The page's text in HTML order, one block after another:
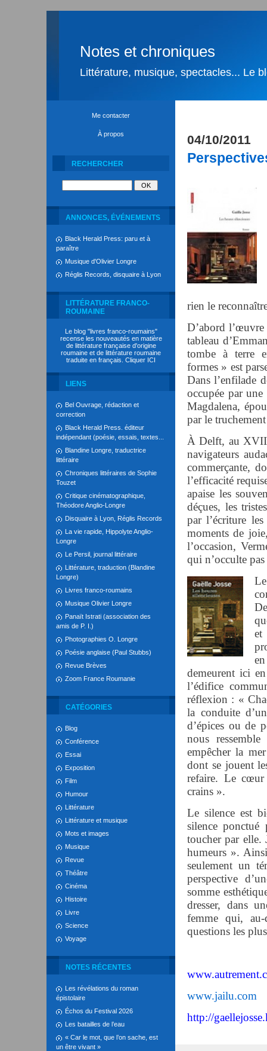
Notes et chroniques
Littérature, musique, spectacles... Le
Me contacter
À propos
RECHERCHER
ANNONCES, ÉVÉNEMENTS
Black Herald Press: paru et à
paraître
Musique d'Olivier Longre
Réglis Records, disquaire à Lyon
LITTÉRATURE FRANCO-
ROUMAINE
Le blog "livres franco-roumains"
recense les nouveautés en matière
de littérature française d'origine
roumaine et de littérature roumaine
traduite en français. Cliquer ICI
LIENS
Bel Ouvrage, rédaction et
correction
Black Herald Press. éditeur
indépendant (poésie, essais, textes...
Blandine Longre, traductrice
littéraire
Chroniques littéraires de Sophie
Touzet
Critique cinématographique,
Théodore Anglio-Longre
Disquaire à Lyon, Réglis Records
La vie rapide, Hippolyte Anglio-
Longre
Le Persil, journal littéraire
Littérature, traduction (Blandine
Longre)
Livres franco-roumains
Musique Olivier Longre
Panaït Istrati (association des
amis de P. I.)
Photographies O. Longre
Poésie anglaise (Paul Stubbs)
Revue Brèves
Zoom France Roumanie
CATÉGORIES
Blog
Conférence
Essai
Exposition
Film
Humour
Littérature
Littérature et musique
Mots et images
Musique
Revue
Théâtre
Cinéma
Histoire
Livre
Science
Voyage
NOTES RÉCENTES
Les révélations du roman
épistolaire
Échos du Festival 2026
Les batailles de l’eau
« Car le mot, que l’on sache, est
un être vivant »
04/10/2011
rien le
D’abord
tableau
tombe à terre
formes » est
Dans l’enfilade
occupée par
Magdalena,
par le
À Delft, au
navigateurs
commerçante,
l’efficacité
apaise les
déçues, les
par l’écriture
moments de
l’occasion,
qui n’occulte
demeurent ici
l’édifice
réflexion : «
la conduite
d’épices ou de
nous
empêcher la
dont se jouent
refaire. Le cœur
crains ».
Le silence est
silence
toucher par elle.
humeurs ».
seulement un
perspective
somme
dresser, dans
femme qui, au-
questions les
www.jailu.com
http://